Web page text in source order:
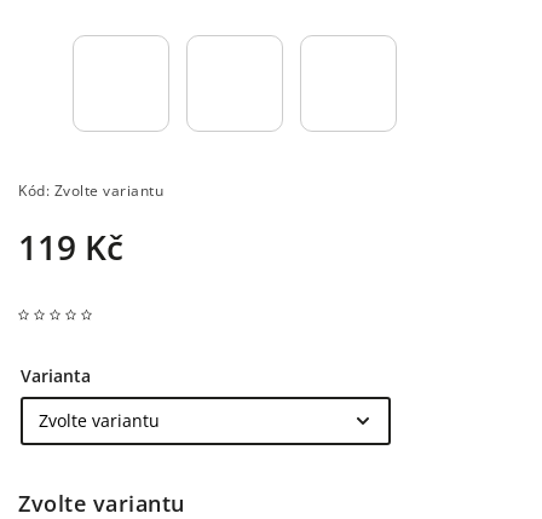
Kód: Zvolte variantu
119 Kč
Varianta
Zvolte variantu